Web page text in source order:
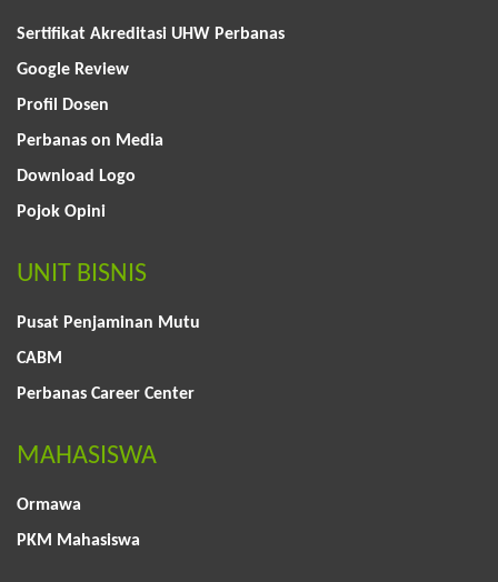
Sertifikat Akreditasi UHW Perbanas
Google Review
Profil Dosen
Perbanas on Media
Download Logo
Pojok Opini
UNIT BISNIS
Pusat Penjaminan Mutu
CABM
Perbanas Career Center
MAHASISWA
Ormawa
PKM Mahasiswa